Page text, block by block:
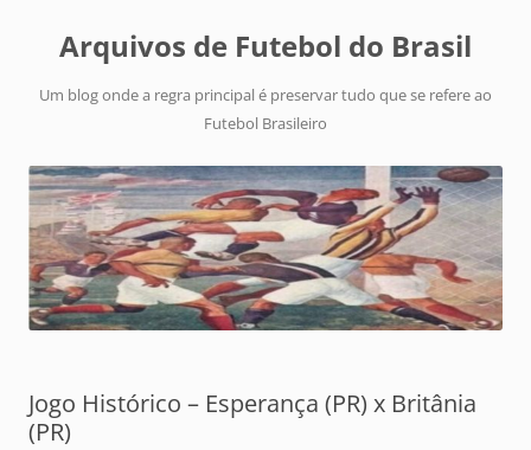
Arquivos de Futebol do Brasil
Um blog onde a regra principal é preservar tudo que se refere ao
Futebol Brasileiro
Jogo Histórico – Esperança (PR) x Britânia
(PR)